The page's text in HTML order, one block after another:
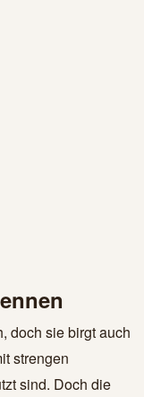
doch sie birgt auch
strengen
sind. Doch die